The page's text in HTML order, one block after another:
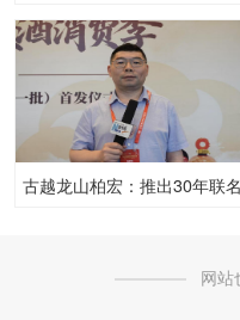
是多少呢？
古越龙山柏宏：推出30年联名
网站